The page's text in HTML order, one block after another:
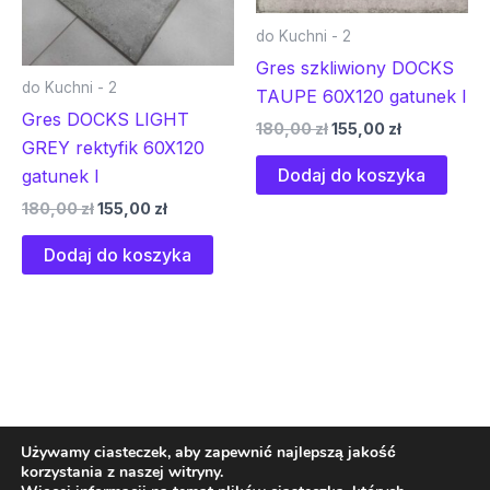
do Kuchni - 2
Gres DOCKS LIGHT
GREY rektyfik 60X120
gatunek I
180,00zł155,00 zł
Dodaj do koszyka
do Kuchni - 2
Gres szkliwiony DOCKS
TAUPE 60X120 gatunek I
180,00zł155,00 zł
Dodaj do koszyka
Używamy ciasteczek, aby zapewnić najlepszą jakość
korzystania z naszej witryny.